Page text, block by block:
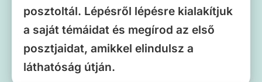
posztoltál. Lépésről lépésre kialakítjuk
a saját témáidat és megírod az első
posztjaidat, amikkel elindulsz a
láthatóság útján.